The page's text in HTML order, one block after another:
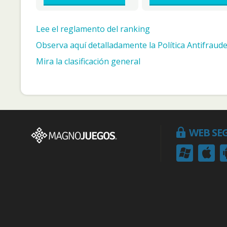
Lee el reglamento del ranking
Observa aquí detalladamente la Política
Mira la clasificación general
WEB